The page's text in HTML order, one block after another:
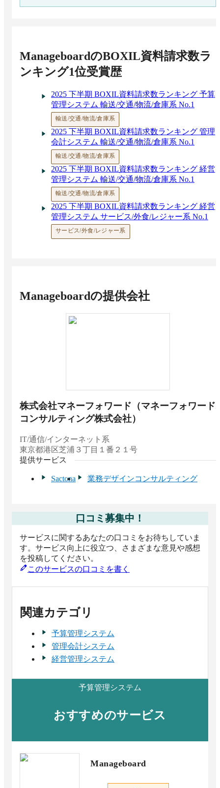
予実管理表の作り方と必要項目 | Excel（エクセ
ル）テンプレートはどこで入手できる？
ManageboardのBOXIL資料請求数ラ
ンキング1位受賞歴
2025 下半期 BOXIL資料請求数ランキング 予算
管理システム 輸送/交通/物流/倉庫系 No.1
輸送/交通/物流/倉庫系
2025 下半期 BOXIL資料請求数ランキング 管理
会計システム 輸送/交通/物流/倉庫系 No.1
輸送/交通/物流/倉庫系
2025 下半期 BOXIL資料請求数ランキング 経営
管理システム 輸送/交通/物流/倉庫系 No.1
輸送/交通/物流/倉庫系
2025 下半期 BOXIL資料請求数ランキング 経営
管理システム サービス/外食/レジャー系 No.1
サービス/外食/レジャー系
Manageboardの提供会社
株式会社マネーフォワード（マネーフォワード
コンサルティング株式会社）
IT/通信/インターネット系
東京都港区芝浦３丁目１番２１号
提供サービス
Sactona 業務デザインコンサルティング
口コミ募集中！
サービスに関するあなたの口コミをお待ちしていま
す。サービス向上に役立つ、さまざまな意見や感想
を投稿してください。
このサービスの口コミを書く
関連カテゴリ
予算管理システム
管理会計システム
経営管理システム
予算管理システム
おすすめのサービス
Manageboard